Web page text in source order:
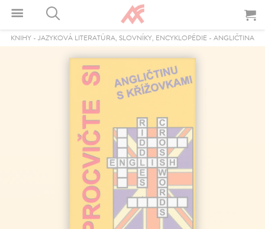
KNIHY - JAZYKOVÁ LITERATÚRA, SLOVNÍKY, ENCYKLOPÉDIE - ANGLIČTINA